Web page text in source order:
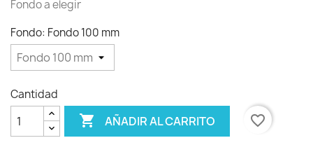
Fondo a elegir
Fondo: Fondo 100 mm
Cantidad
 AÑADIR AL CARRITO favorite_border